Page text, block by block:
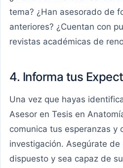
tema? ¿Han asesorado de
anteriores? ¿Cuentan con
revistas académicas de
4. Informa tus
Una vez que hayas
Asesor en Tesis en
comunica tus esperanzas y
investigación. Asegúrate
dispuesto y sea capaz de